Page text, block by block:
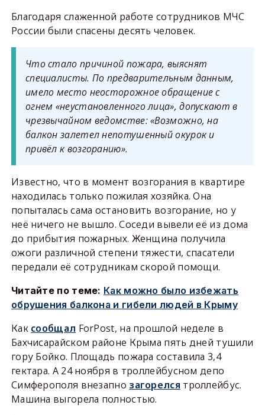
Благодаря слаженной работе сотрудников МЧС
России были спасены десять человек.
Что стало причиной пожара, выяснят
специалисты. По предварительным данным,
имело место неосторожное обращение с
огнем «неустановленного лица», допускают в
чрезвычайном ведомстве: «Возможно, на
балкон залетел непотушенный окурок и
привёл к возгоранию».
Известно, что в момент возгорания в квартире
находилась только пожилая хозяйка. Она
попыталась сама остановить возгорание, но у
неё ничего не вышло. Соседи вывели её из дома
до прибытия пожарных. Женщина получила
ожоги различной степени тяжести, спасатели
передали её сотрудникам скорой помощи.
Читайте по теме: Как можно было избежать
обрушения балкона и гибели людей в Крыму
Как сообщал ForPost, на прошлой неделе в
Бахчисарайском районе Крыма пять дней тушили
гору Бойко. Площадь пожара составила 3,4
гектара. А 24 ноября в троллейбусном депо
Симферополя внезапно загорелся троллейбус.
Машина выгорела полностью.